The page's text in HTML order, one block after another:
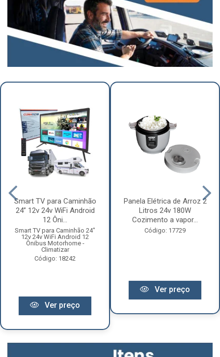
Smart TV para Caminhão
24” 12v 24v WiFi Android
12 Ôni...
Smart TV para Caminhão 24"
12v 24v WiFi Android 12
Ônibus Motorhome -
Climatizar
Código: 18242
Ver preço
Panela Elétrica de Arroz 2
Litros 24v 180W
Cozimento a vapor...
Código: 17729
Ver preço